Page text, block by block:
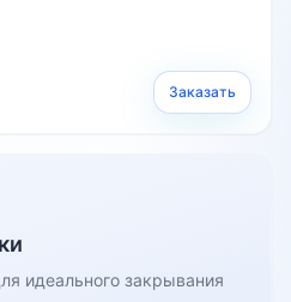
Заказать
идеального закрывания